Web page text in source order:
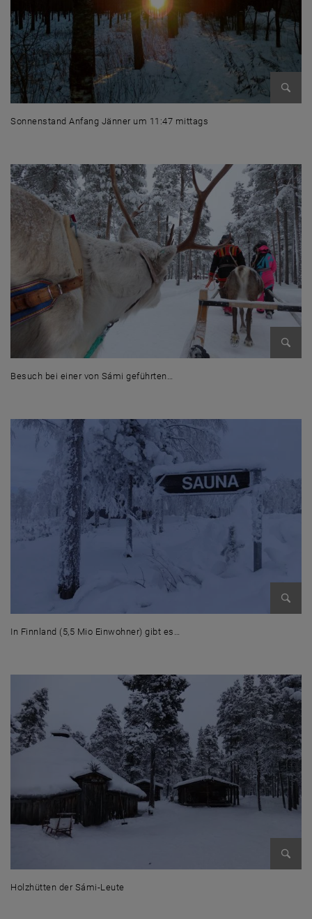
Sonnenstand Anfang Jänner um 11:47 mittags
Besuch bei einer von Sámi geführten…
In Finnland (5,5 Mio Einwohner) gibt es…
Holzhütten der Sámi-Leute